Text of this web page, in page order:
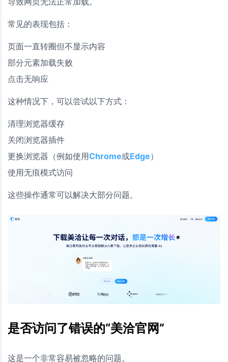
常见的表现包括：
页面一直转圈但不显示内容
部分元素加载失败
点击无响应
这种情况下，可以尝试以下方式：
清理浏览器缓存
关闭浏览器插件
更换浏览器（例如使用Chrome或Edge）
使用无痕模式访问
这些操作通常可以解决大部分问题。
是否访问了错误的“美洽官网”
这是一个非常容易被忽略的问题。